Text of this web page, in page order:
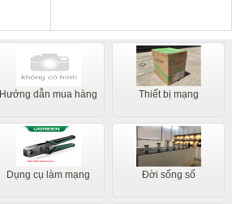
Hướng dẫn mua hàng Thiết bị mạng
Dụng cụ làm mạng Đời sống số